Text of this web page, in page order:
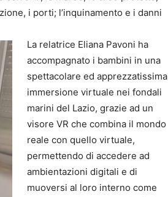
i porti; l’inquinamento e i danni
La relatrice Eliana Pavoni ha
accompagnato i bambini in una
spettacolare ed apprezzatissima
immersione virtuale nei fondali
marini del Lazio, grazie ad un
visore VR che combina il mondo
reale con quello virtuale,
permettendo di accedere ad
ambientazioni digitali e di
muoversi al loro interno come